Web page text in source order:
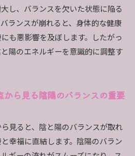
環を促進する方法
ギー循環の具体例
な成長とエネルギー循環の関係
ルギーに与える影響
作成するメリット
ポジティブエネルギーを引き寄
し、バランスを欠いた状態に陥る
ランスが崩れると、身体的な健康
も悪影響を及ぼします。したがっ
陽のエネルギーを意識的に調整す
から見る陰陽のバランスの重要
見ると、陰と陽のバランスが取れ
幸福に直結します。陰陽のバラン